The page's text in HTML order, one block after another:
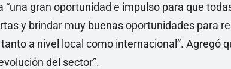
“una gran oportunidad e impulso para que
y brindar muy buenas oportunidades para
a nivel local como internacional”. Agregó
del sector”.